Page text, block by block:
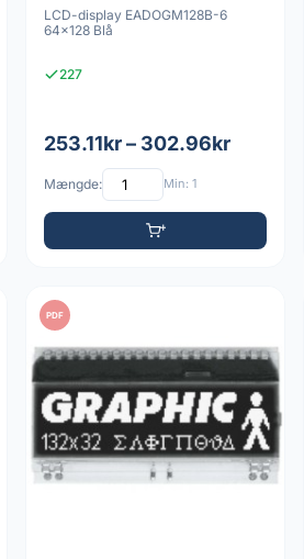
LCD-display EADOGM128B-6
64x128 Blå
227
253.11kr – 302.96kr
Mængde: Min: 1
PDF